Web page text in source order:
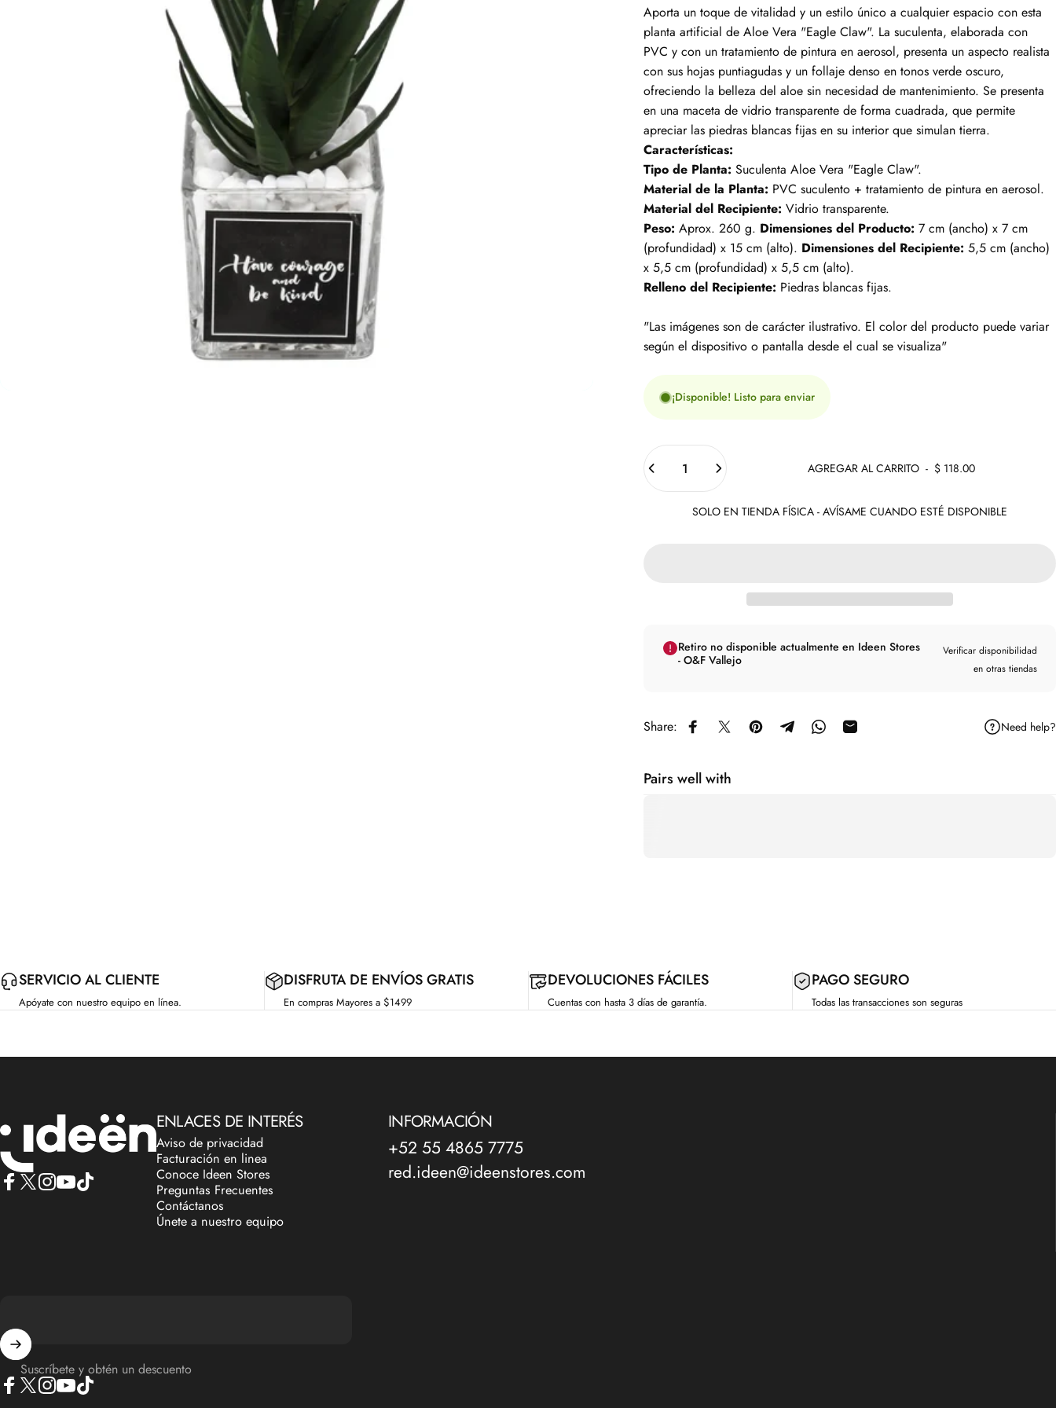
Aporta un toque de vitalidad y un estilo único a cualquier espacio con esta
planta artificial de Aloe Vera "Eagle Claw". La suculenta, elaborada con
PVC y con un tratamiento de pintura en aerosol, presenta un aspecto realista
con sus hojas puntiagudas y un follaje denso en tonos verde oscuro,
ofreciendo la belleza del aloe sin necesidad de mantenimiento. Se presenta
en una maceta de vidrio transparente de forma cuadrada, que permite
apreciar las piedras blancas fijas en su interior que simulan tierra.
Características:
Tipo de Planta: Suculenta Aloe Vera "Eagle Claw".
Material de la Planta: PVC suculento + tratamiento de pintura en aerosol.
Material del Recipiente: Vidrio transparente.
Peso: Aprox. 260 g. Dimensiones del Producto: 7 cm (ancho) x 7 cm
(profundidad) x 15 cm (alto). Dimensiones del Recipiente: 5,5 cm (ancho)
x 5,5 cm (profundidad) x 5,5 cm (alto).
Relleno del Recipiente: Piedras blancas fijas.
"Las imágenes son de carácter ilustrativo. El color del producto puede variar
según el dispositivo o pantalla desde el cual se visualiza"
¡Disponible! Listo para enviar
Cantidad
AGREGAR AL CARRITO - $ 118.00
SOLO EN TIENDA FÍSICA - AVÍSAME CUANDO ESTÉ DISPONIBLE
Retiro no disponible actualmente en Ideen Stores
- O&F Vallejo
Verificar disponibilidad
en otras tiendas
Share: Compartir en Facebook
Compartir en X
Guardar en Pinterest
Compartir en Telegram
Compartir en WhatsApp
Compartir por correo electrónicoNeed help?
Pairs well with
SERVICIO AL CLIENTE
Apóyate con nuestro equipo en línea.
DISFRUTA DE ENVÍOS GRATIS
En compras Mayores a $1499
DEVOLUCIONES FÁCILES
Cuentas con hasta 3 días de garantía.
PAGO SEGURO
Todas las transacciones son seguras
IdeenstoresMX ENLACES DE INTERÉS
Aviso de privacidad
Facturación en linea
Conoce Ideen Stores
Preguntas Frecuentes
Contáctanos
Únete a nuestro equipo
INFORMACIÓN
+52 55 4865 7775
red.ideen@ideenstores.com
Suscríbete y obtén un descuento